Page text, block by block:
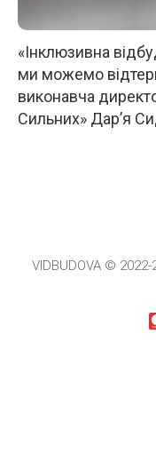
«Інклюзивна
ми можемо
виконавча
Сильних» Дар’я
VIDBUDOVA ©